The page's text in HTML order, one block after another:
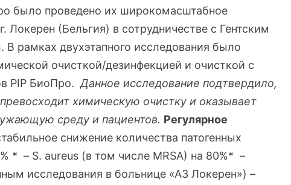
было проведено их широкомасштабное
Локерен (Бельгия) в сотрудничестве с Гентским
рамках двухэтапного исследования было
очисткой/дезинфекцией и очисткой с
PIP БиоПро.Данное исследование подтвердило,
химическую очистку и оказывает
среду и пациентов. Регулярное
снижение количества патогенных
* – S. aureus (в том числе MRSA) на 80%* –
исследования в больнице «АЗ Локерен») –